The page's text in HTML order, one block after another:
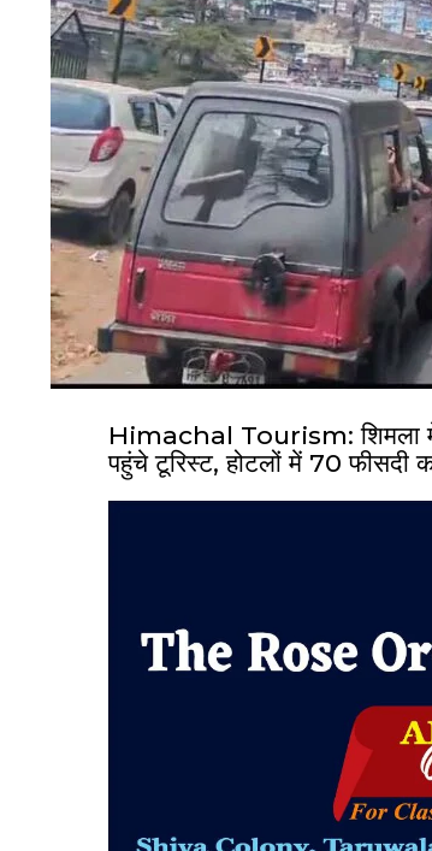
Himachal Tourism: शिमला में
पहुंचे टूरिस्ट, होटलों में 70 फीसदी